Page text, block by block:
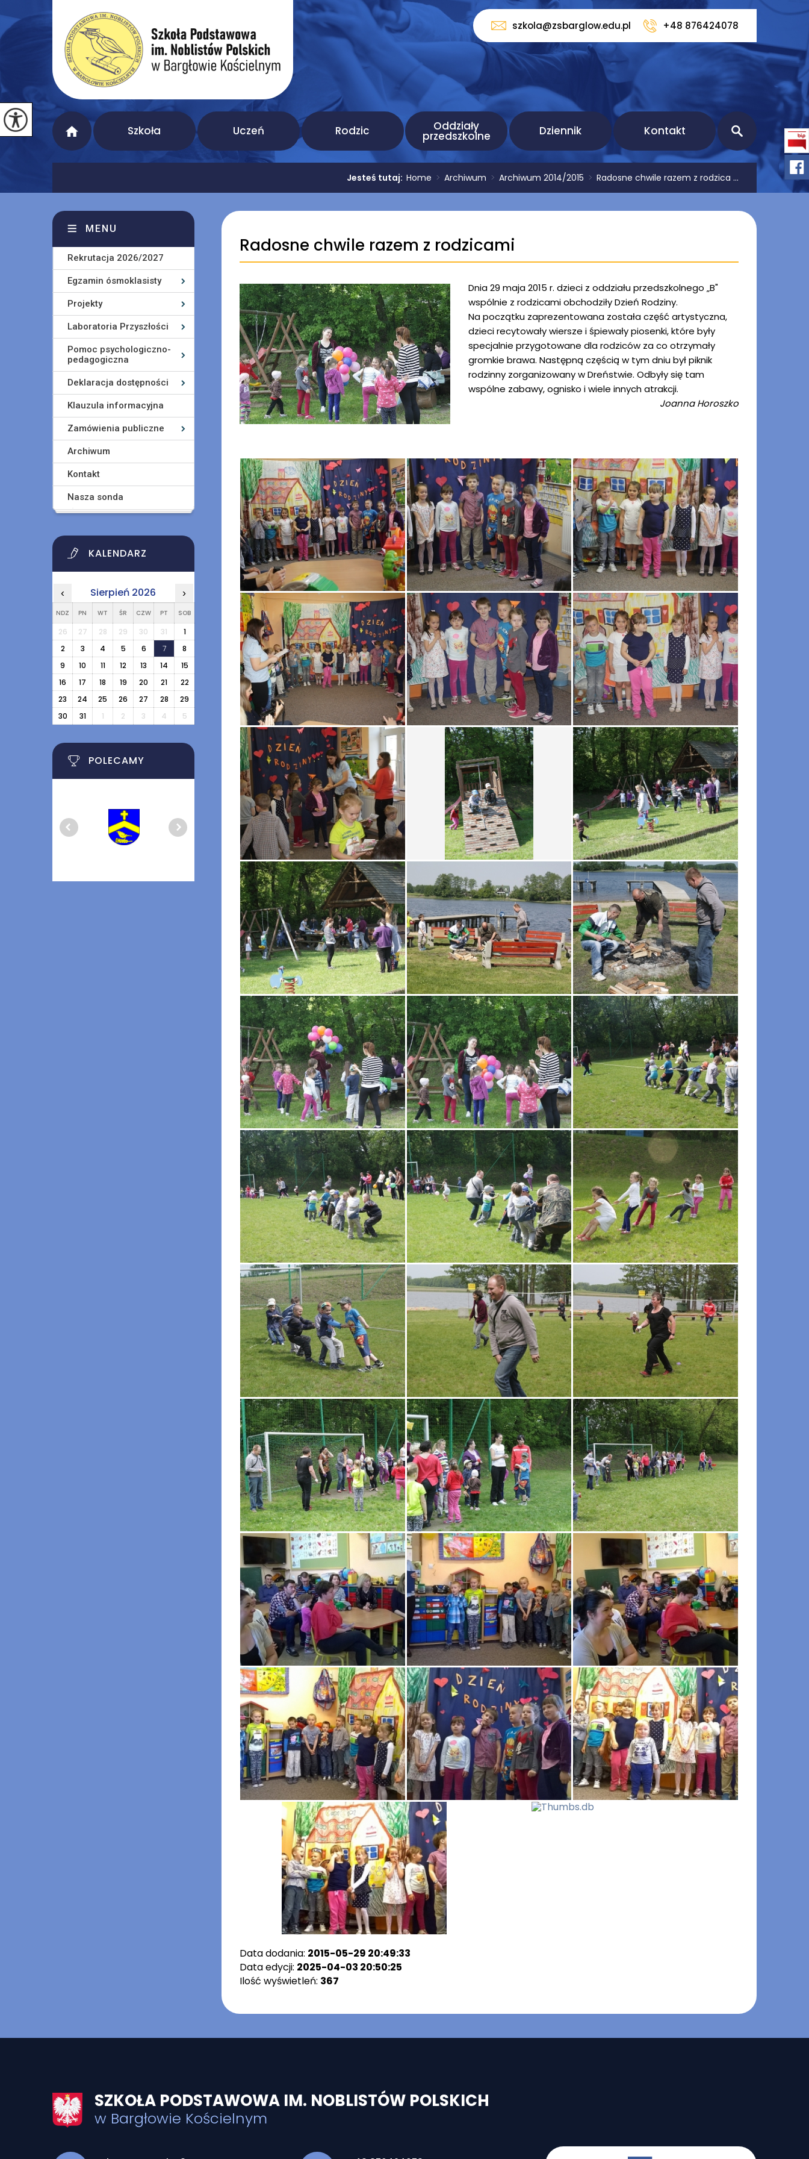
szkola@zsbarglow.edu.pl +48 876424078
Szkoła Uczeń Rodzic Oddziały
przedszkolne Dziennik Kontakt
Jesteś tutaj: Home > Archiwum > Archiwum 2014/2015 > Radosne chwile razem z rodzica ...
Radosne chwile razem z rodzicami
Dnia 29 maja 2015 r. dzieci z oddziału przedszkolnego „B"
wspólnie z rodzicami obchodziły Dzień Rodziny.
Na początku zaprezentowana została część artystyczna,
dzieci recytowały wiersze i śpiewały piosenki, które były
specjalnie przygotowane dla rodziców za co otrzymały
gromkie brawa. Następną częścią w tym dniu był piknik
rodzinny zorganizowany w Dreństwie. Odbyły się tam
wspólne zabawy, ognisko i wiele innych atrakcji.
Joanna Horoszko
Data dodania: 2015-05-29 20:49:33
Data edycji: 2025-04-03 20:50:25
Ilość wyświetleń: 367
MENU
Rekrutacja 2026/2027
Egzamin ósmoklasisty
Projekty
Laboratoria Przyszłości
Pomoc psychologiczno-
pedagogiczna
Deklaracja dostępności
Klauzula informacyjna
Zamówienia publiczne
Archiwum
Kontakt
Nasza sonda
KALENDARZ
‹ Sierpień 2026 ›
NDZ PN WT ŚR CZW PT SOB
26 27 28 29 30 31
1
2
3 4 5 6 7
8
9
10 11 12 13 14
15
16
17 18 19 20 21
22
23
24 25 26 27 28
29
30
31 1 2 3 4 5
POLECAMY
SZKOŁA PODSTAWOWA IM. NOBLISTÓW POLSKICH
w Bargłowie Kościelnym